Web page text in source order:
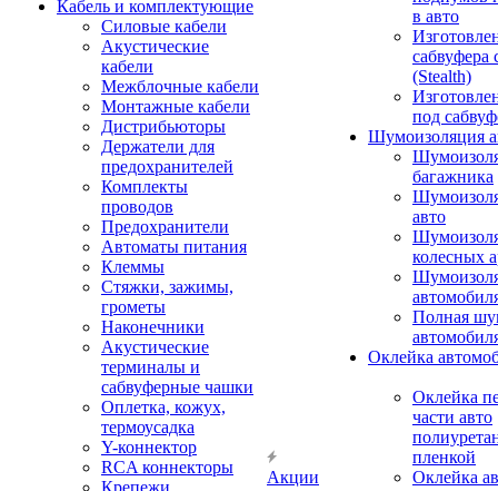
Кабель и комплектующие
Силовые кабели
Акустические
кабели
Межблочные кабели
Монтажные кабели
Дистрибьюторы
Держатели для
предохранителей
Комплекты
проводов
Предохранители
Автоматы питания
Клеммы
Стяжки, зажимы,
грометы
Наконечники
Акустические
терминалы и
сабвуферные чашки
Оплетка, кожух,
термоусадка
Y-коннектор
RCA коннекторы
Крепежи
Акции
в авто
сабвуфера
(Stealth)
под
Шумоизоляция
багажника
авто
колесных
Полная
Оклейка
Оклейка
части авто
пленкой
Оклейка